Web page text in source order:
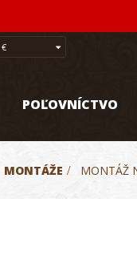
€
POĽOVNÍCTVO
MONTÁŽE > MONTÁŽ